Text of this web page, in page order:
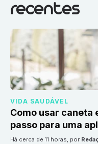
recentes
VIDA SAUDÁVEL
Como usar caneta
passo para uma
há cerca de 11 horas, por